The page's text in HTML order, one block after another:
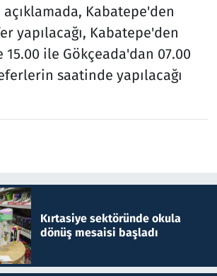
açıklamada, Kabatepe'den
yapılacağı, Kabatepe'den
15.00 ile Gökçeada'dan 07.00
saatinde yapılacağı
Kırtasiye sektöründe okula
dönüş mesaisi başladı